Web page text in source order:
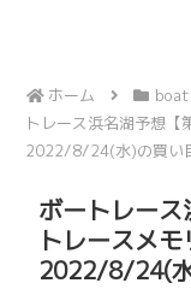
ホーム
トレース浜名湖予想【
2022/8/24(水)の買い
ボートレー
トレースメモ
2022/8/24(